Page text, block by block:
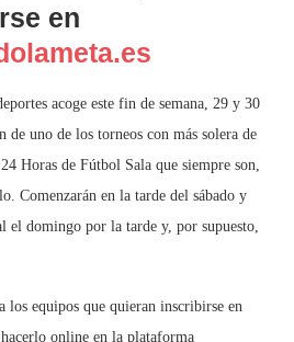
en
acoge este fin de semana, 29 y 30
de uno de los torneos con más solera de
Horas de Fútbol Sala que siempre son,
Comenzarán en la tarde del sábado y
el domingo por la tarde y, por supuesto,
los equipos que quieran inscribirse en
online en la plataforma